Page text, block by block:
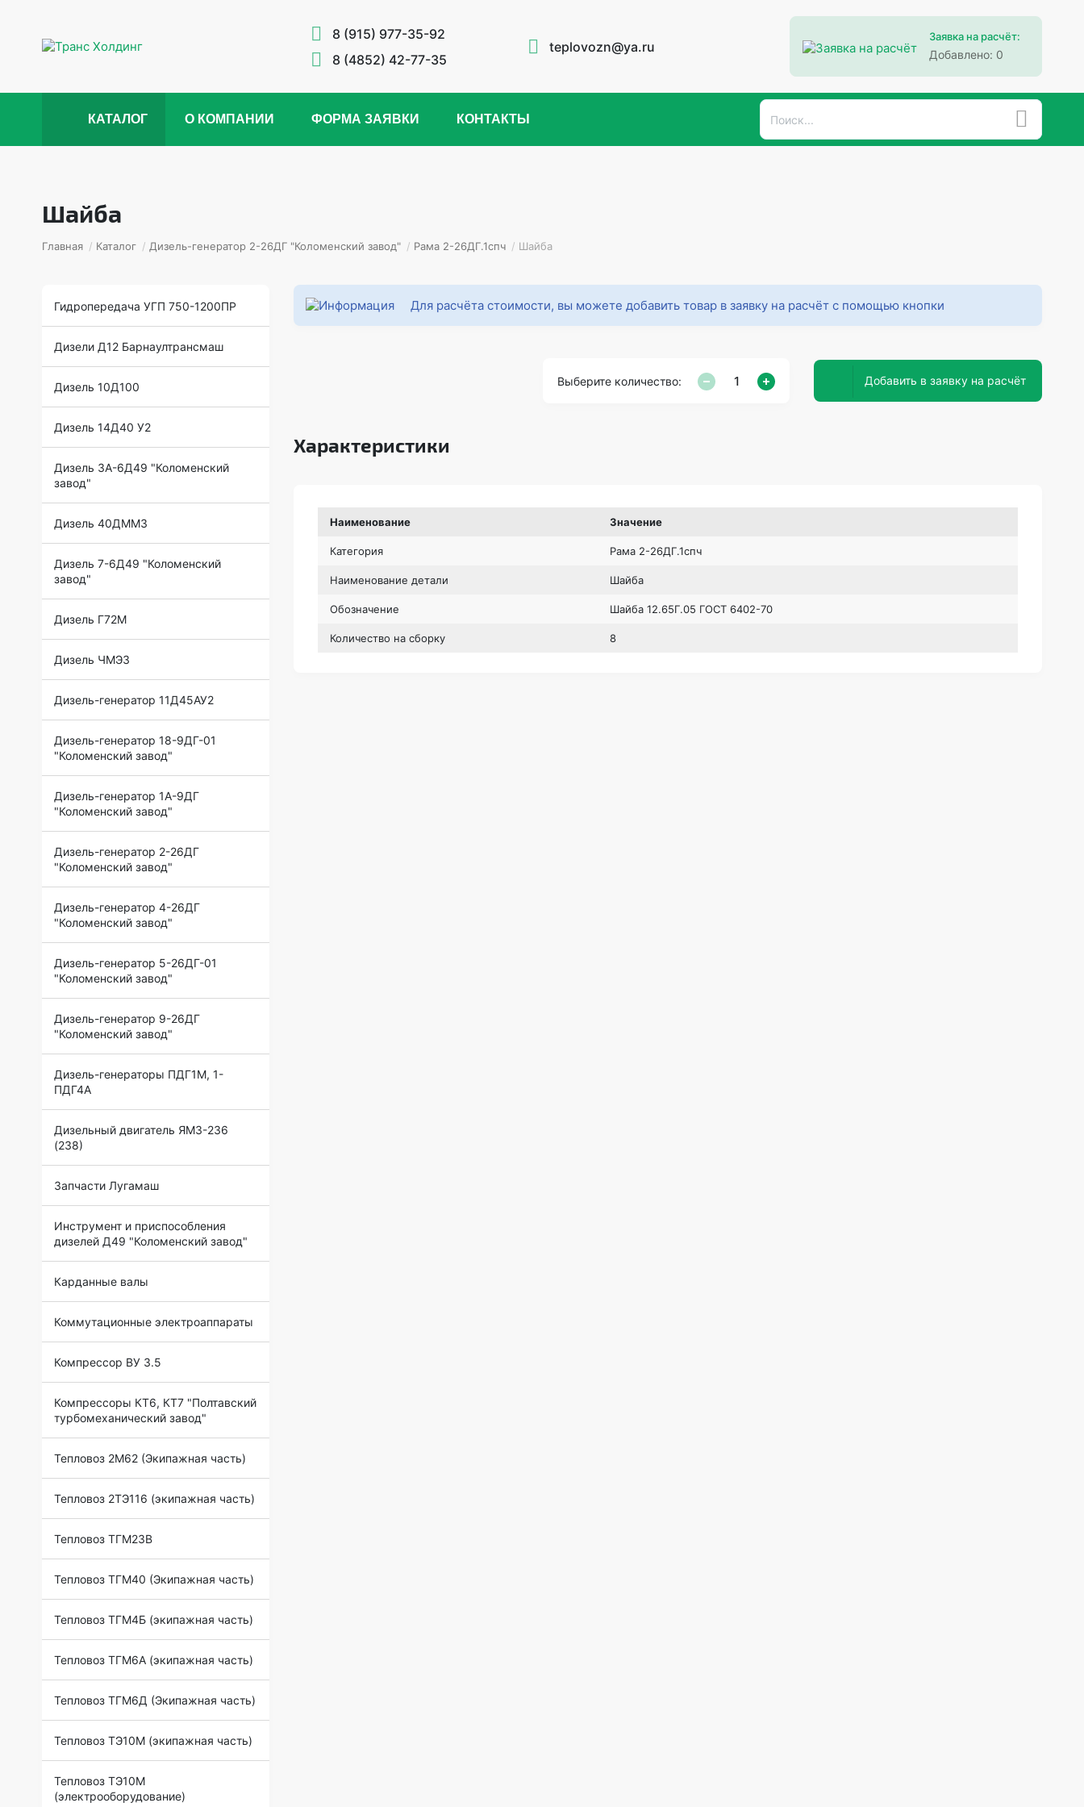
8 (915) 977-35-92
8 (4852) 42-77-35
teplovozn@ya.ru
Заявка на расчёт:
Добавлено: 0
КАТАЛОГ О КОМПАНИИ ФОРМА ЗАЯВКИ КОНТАКТЫ
Шайба
Главная / Каталог / Дизель-генератор 2-26ДГ "Коломенский завод" / Рама 2-26ДГ.1спч / Шайба
Гидропередача УГП 750-1200ПР
Дизели Д12 Барнаултрансмаш
Дизель 10Д100
Дизель 14Д40 У2
Дизель 3А-6Д49 "Коломенский
завод"
Дизель 40ДММЗ
Дизель 7-6Д49 "Коломенский
завод"
Дизель Г72М
Дизель ЧМЭ3
Дизель-генератор 11Д45АУ2
Дизель-генератор 18-9ДГ-01
"Коломенский завод"
Дизель-генератор 1А-9ДГ
"Коломенский завод"
Дизель-генератор 2-26ДГ
"Коломенский завод"
Дизель-генератор 4-26ДГ
"Коломенский завод"
Дизель-генератор 5-26ДГ-01
"Коломенский завод"
Дизель-генератор 9-26ДГ
"Коломенский завод"
Дизель-генераторы ПДГ1М, 1-
ПДГ4А
Дизельный двигатель ЯМЗ-236
(238)
Запчасти Лугамаш
Инструмент и приспособления
дизелей Д49 "Коломенский завод"
Карданные валы
Коммутационные электроаппараты
Компрессор ВУ 3.5
Компрессоры КТ6, КТ7 "Полтавский
турбомеханический завод"
Тепловоз 2М62 (Экипажная часть)
Тепловоз 2ТЭ116 (экипажная часть)
Тепловоз ТГМ23В
Тепловоз ТГМ40 (Экипажная часть)
Тепловоз ТГМ4Б (экипажная часть)
Тепловоз ТГМ6А (экипажная часть)
Тепловоз ТГМ6Д (Экипажная часть)
Тепловоз ТЭ10М (экипажная часть)
Тепловоз ТЭ10М
(электрооборудование)
Для расчёта стоимости, вы можете добавить товар в заявку на расчёт с помощью кнопки
Выберите количество: Добавить в заявку на расчёт
Характеристики
Наименование Значение
Категория Рама 2-26ДГ.1спч
Наименование детали Шайба
Обозначение Шайба 12.65Г.05 ГОСТ 6402-70
Количество на сборку 8